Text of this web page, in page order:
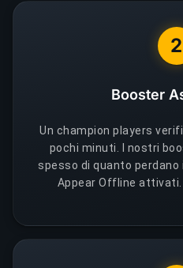
2
Booster
Un champion players
pochi minuti. I nostri
spesso di quanto perdano
Appear Offline